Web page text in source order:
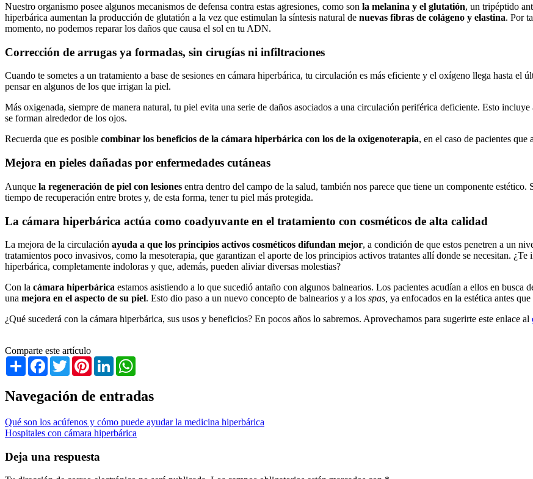
Nuestro organismo posee algunos mecanismos de defensa contra estas agresiones, como son la melanina y el glutatión, un tripéptido
hiperbárica aumentan la producción de glutatión a la vez que estimulan la síntesis natural de nuevas fibras de colágeno y elastina. Por
momento, no podemos reparar los daños que causa el sol en tu ADN.
Corrección de arrugas ya formadas, sin cirugías ni infiltraciones
Cuando te sometes a un tratamiento a base de sesiones en cámara hiperbárica, tu circulación es más eficiente y el oxígeno llega hasta
pensar en algunos de los que irrigan la piel.
Más oxigenada, siempre de manera natural, tu piel evita una serie de daños asociados a una circulación periférica deficiente. Esto
se forman alrededor de los ojos.
Recuerda que es posible combinar los beneficios de la cámara hiperbárica con los de la oxigenoterapia, en el caso de pacientes que
Mejora en pieles dañadas por enfermedades cutáneas
Aunque la regeneración de piel con lesiones entra dentro del campo de la salud, también nos parece que tiene un componente
tiempo de recuperación entre brotes y, de esta forma, tener tu piel más protegida.
La cámara hiperbárica actúa como coadyuvante en el tratamiento con cosméticos de alta calidad
La mejora de la circulación ayuda a que los principios activos cosméticos difundan mejor, a condición de que estos penetren a un
tratamientos poco invasivos, como la mesoterapia, que garantizan el aporte de los principios activos tratantes allí donde se necesitan.
hiperbárica, completamente indoloras y que, además, pueden aliviar diversas molestias?
Con la cámara hiperbárica estamos asistiendo a lo que sucedió antaño con algunos balnearios. Los pacientes acudían a ellos en
una mejora en el aspecto de su piel. Esto dio paso a un nuevo concepto de balnearios y a los spas, ya enfocados en la estética antes
¿Qué sucederá con la cámara hiperbárica, sus usos y beneficios? En pocos años lo sabremos. Aprovechamos para sugerirte este enlace al
Comparte este artículo
Share Facebook
TwitterPinterestLinkedIn
Navegación de entradas
Qué son los acúfenos y cómo puede ayudar la medicina hiperbárica
Hospitales con cámara hiperbárica
Deja una respuesta